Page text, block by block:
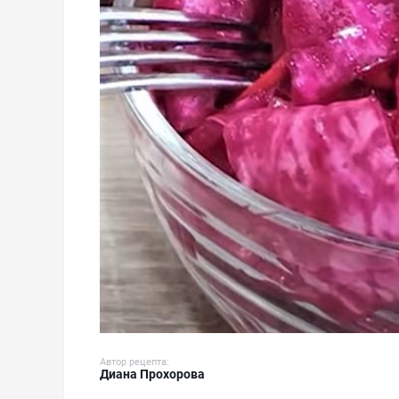
Автор рецепта:
Диана Прохорова